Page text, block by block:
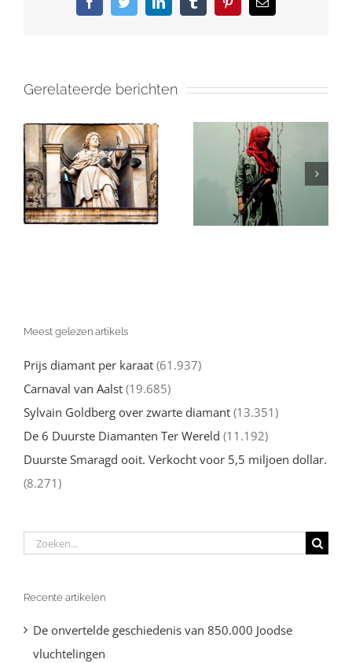
FacebookTwitterLinkedInTumblrPinterest
E-
Gerelateerde berichten
Israël en de
(valse)
beschuldigingen
van genocide:
een nuchtere
Gaza: Wat Je
Echt over de
Oorlog tegen
Hamas moet
Meest gelezen artikels
Prijs diamant per karaat (61.937)
Carnaval van Aalst (19.685)
Sylvain Goldberg over zwarte diamant (13.351)
De 6 Duurste Diamanten Ter Wereld (11.192)
Duurste Smaragd ooit. Verkocht voor 5,5 miljoen dollar.
(8.271)
Zoeken
Recente artikelen
De onvertelde geschiedenis van 850.000 Joodse
vluchtelingen